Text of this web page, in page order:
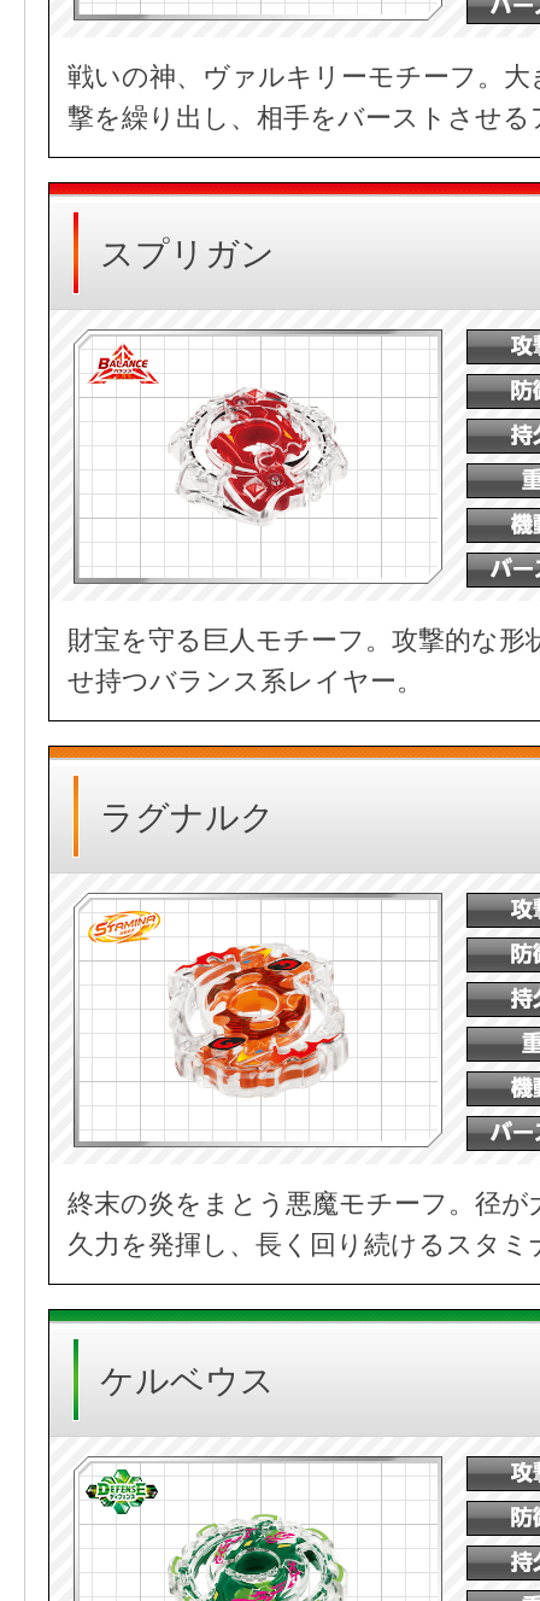
戦いの神、ヴァルキリーモチーフ。
撃を繰り出し、相手をバーストさせ
スプリガン
財宝を守る巨人モチーフ。攻撃的な形
せ持つバランス系レイヤー。
ラグナルク
終末の炎をまとう悪魔モチーフ。径
久力を発揮し、長く回り続けるスタミ
ケルベウス